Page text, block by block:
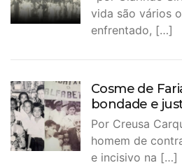
vida são vários
enfrentado, […]
Cosme de
bondade e
Por Creusa
homem de
e incisivo na […]